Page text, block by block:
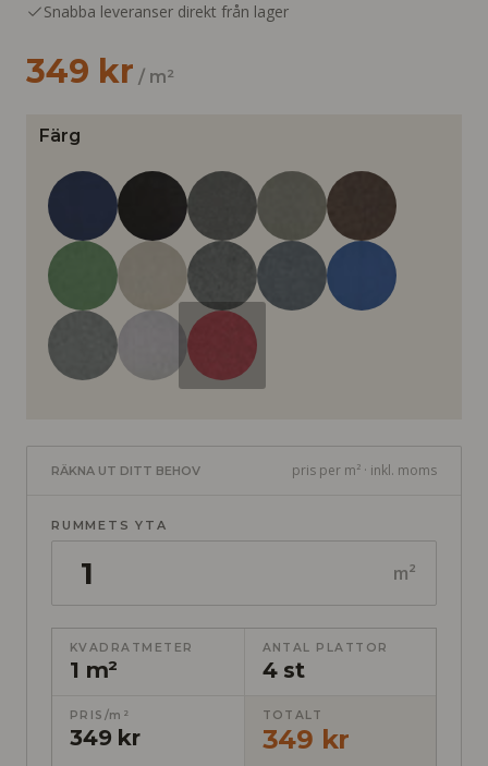
Snabba leveranser direkt från lager
349 kr / m²
Färg
RÄKNA UT DITT BEHOV pris per m² · inkl. moms
RUMMETS YTA
m²
KVADRATMETER
1 m²
ANTAL PLATTOR
4 st
PRIS/m²
349 kr
TOTALT
349 kr